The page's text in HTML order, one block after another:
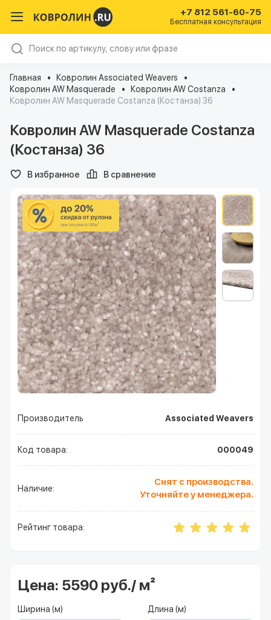
+7 812 561-60-75
Бесплатная консультация
Главная
Ковролин Associated Weavers
Ковролин AW Masquerade
Ковролин AW Costanza
Ковролин AW Masquerade Costanza (Костанза) 36
Ковролин AW Masquerade Costanza
(Костанза) 36
В избранное В сравнение
Производитель Associated Weavers
Код товара: 000049
Наличие:
Снят с производства.
Уточняйте у менеджера.
Рейтинг товара:
Цена: 5590 руб./ м²
Ширина (м) Длина (м)